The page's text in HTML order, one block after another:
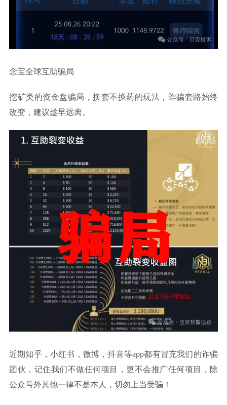
念宝全球互助骗局
挖矿类的资金盘骗局，换套不换药的玩法，诈骗套路始终
改变，建议趁早远离。
近期知乎，小红书，微博，抖音等app都有冒充我们的诈骗
团伙，记住我们不做任何项目，更不会推广任何项目，除
公众号外其他一律不是本人，切勿上当受骗！